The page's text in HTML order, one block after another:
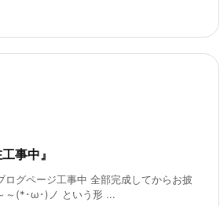
工事中』
ログページ工事中 全部完成してからお披
～(*･ω･)ノ という形 ...